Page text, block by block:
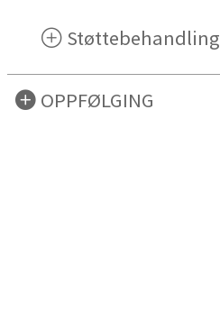
Støttebehandling
OPPFØLGING